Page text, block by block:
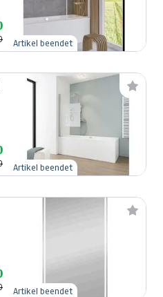
Artikel beendet
Artikel beendet
Artikel beendet